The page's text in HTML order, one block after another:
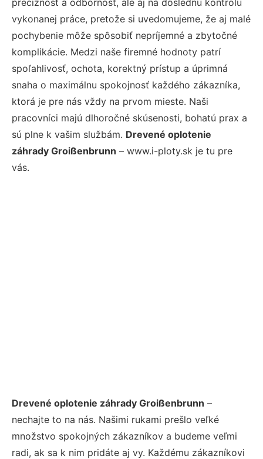
precíznosť a odbornosť, ale aj na dôslednú kontrolu
vykonanej práce, pretože si uvedomujeme, že aj malé
pochybenie môže spôsobiť nepríjemné a zbytočné
komplikácie. Medzi naše firemné hodnoty patrí
spoľahlivosť, ochota, korektný prístup a úprimná
snaha o maximálnu spokojnosť každého zákazníka,
ktorá je pre nás vždy na prvom mieste. Naši
pracovníci majú dlhoročné skúsenosti, bohatú prax a
sú plne k vašim službám. Drevené oplotenie
záhrady Groißenbrunn – www.i-ploty.sk je tu pre
vás.
Drevené oplotenie záhrady Groißenbrunn –
nechajte to na nás. Našimi rukami prešlo veľké
množstvo spokojných zákazníkov a budeme veľmi
radi, ak sa k nim pridáte aj vy. Každému zákazníkovi